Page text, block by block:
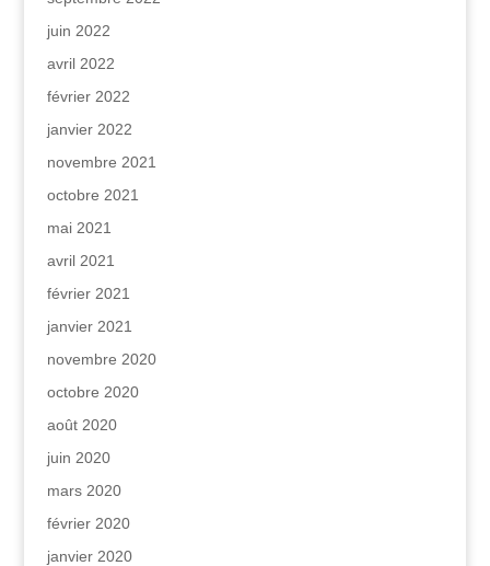
juin 2022
avril 2022
février 2022
janvier 2022
novembre 2021
octobre 2021
mai 2021
avril 2021
février 2021
janvier 2021
novembre 2020
octobre 2020
août 2020
juin 2020
mars 2020
février 2020
janvier 2020